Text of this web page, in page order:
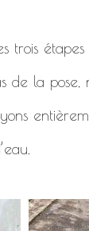
trois étapes
de la pose,